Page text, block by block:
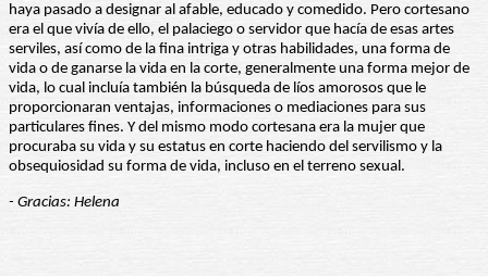
haya pasado a designar al afable, educado y comedido. Pero cortesano
era el que vivía de ello, el palaciego o servidor que hacía de esas artes
serviles, así como de la fina intriga y otras habilidades, una forma de
vida o de ganarse la vida en la corte, generalmente una forma mejor de
vida, lo cual incluía también la búsqueda de líos amorosos que le
proporcionaran ventajas, informaciones o mediaciones para sus
particulares fines. Y del mismo modo cortesana era la mujer que
procuraba su vida y su estatus en corte haciendo del servilismo y la
obsequiosidad su forma de vida, incluso en el terreno sexual.
- Gracias: Helena